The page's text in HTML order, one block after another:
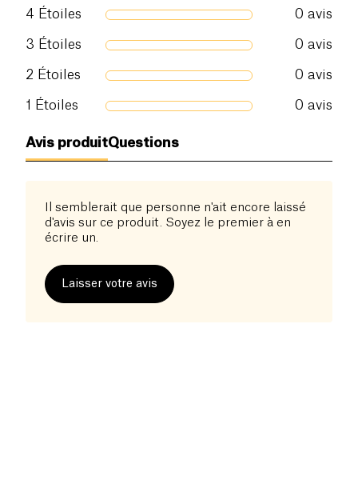
4 Étoiles 0 avis
3 Étoiles 0 avis
2 Étoiles 0 avis
1 Étoiles 0 avis
Avis produitQuestions
Il semblerait que personne n'ait encore laissé
d'avis sur ce produit. Soyez le premier à en
écrire un.
Laisser votre avis